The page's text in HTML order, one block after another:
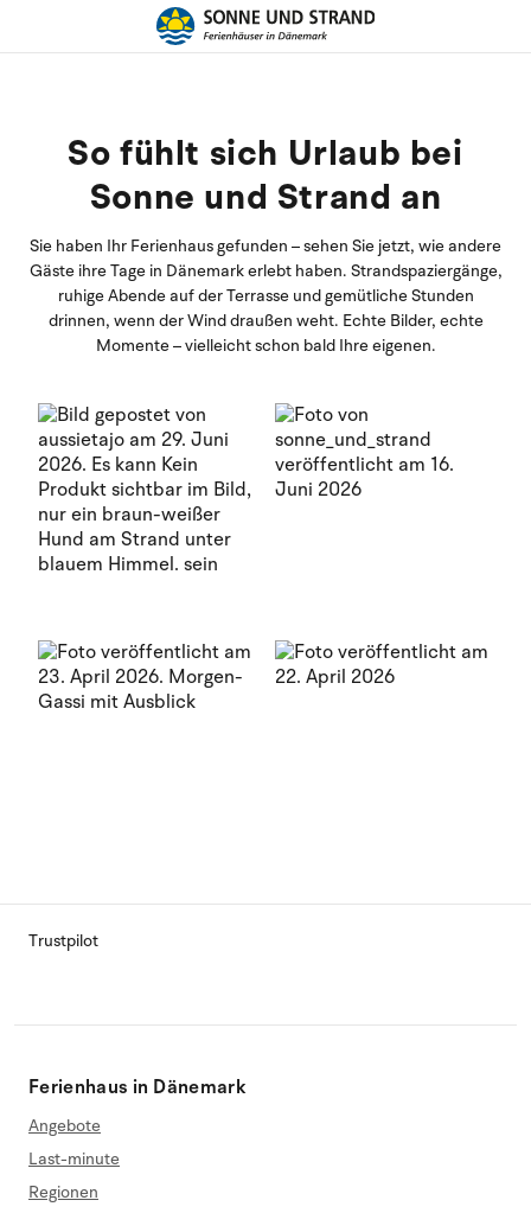
So fühlt sich Urlaub bei
Sonne und Strand an
Sie haben Ihr Ferienhaus gefunden – sehen Sie jetzt, wie andere
Gäste ihre Tage in Dänemark erlebt haben. Strandspaziergänge,
ruhige Abende auf der Terrasse und gemütliche Stunden
drinnen, wenn der Wind draußen weht. Echte Bilder, echte
Momente – vielleicht schon bald Ihre eigenen.
Trustpilot
Ferienhaus in Dänemark
Angebote
Last-minute
Regionen